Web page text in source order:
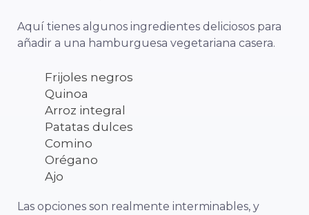
Aquí tienes algunos ingredientes deliciosos para
añadir a una hamburguesa vegetariana casera.
Frijoles negros
Quinoa
Arroz integral
Patatas dulces
Comino
Orégano
Ajo
Las opciones son realmente interminables, y